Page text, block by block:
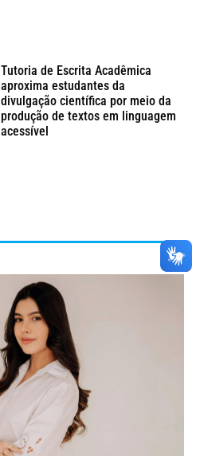
Tutoria de Escrita Acadêmica
aproxima estudantes da
divulgação científica por meio da
produção de textos em linguagem
acessível